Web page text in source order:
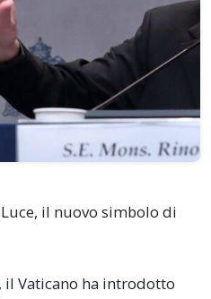
il nuovo simbolo di
il Vaticano ha introdotto